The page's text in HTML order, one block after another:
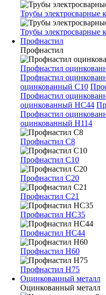
Трубы электросварные
Трубы электросварные
Профнастил
Профнастил
Профнастил
Профнастил
оцинкованный С10
Профнастил
оцинкованный НС44
Профнастил
оцинкованный Н114
Профнастил С8
Профнастил С10
Профнастил С20
Профнастил С21
Профнастил НС35
Профнастил НС44
Профнастил Н60
Профнастил Н75
Оцинкованный металл
Оцинкованный металл